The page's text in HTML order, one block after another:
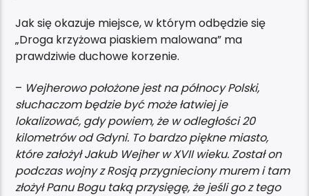
Jak się okazuje miejsce, w którym odbędzie się
„Droga krzyżowa piaskiem malowana” ma
prawdziwie duchowe korzenie.
– Wejherowo położone jest na północy Polski,
słuchaczom będzie być może łatwiej je
lokalizować, gdy powiem, że w odległości 20
kilometrów od Gdyni. To bardzo piękne miasto,
które założył Jakub Wejher w XVII wieku. Został on
podczas wojny z Rosją przygnieciony murem i tam
złożył Panu Bogu taką przysięgę, że jeśli go z tego